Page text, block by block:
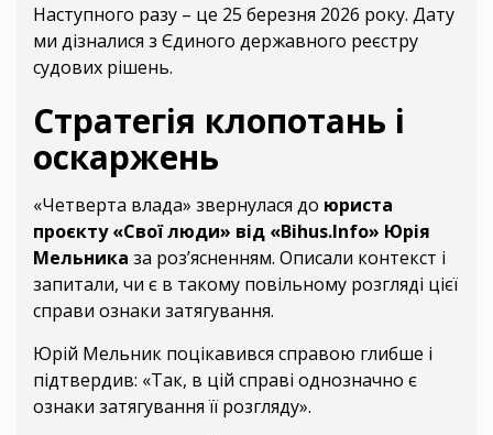
Наступного разу – це 25 березня 2026 року. Дату
ми дізналися з Єдиного державного реєстру
судових рішень.
Стратегія клопотань і
оскаржень
«Четверта влада» звернулася до юриста
проєкту «Свої люди» від «Bihus.Info» Юрія
Мельника за роз’ясненням. Описали контекст і
запитали, чи є в такому повільному розгляді цієї
справи ознаки затягування.
Юрій Мельник поцікавився справою глибше і
підтвердив: «Так, в цій справі однозначно є
ознаки затягування її розгляду».